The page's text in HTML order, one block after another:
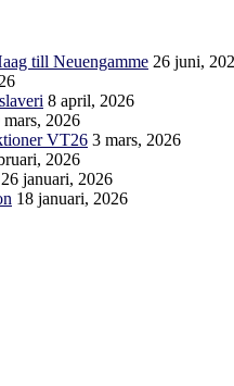
till Neuengamme 26 juni,
8 april, 2026
mars, 2026
VT26 3 mars, 2026
2026
26 januari, 2026
18 januari, 2026